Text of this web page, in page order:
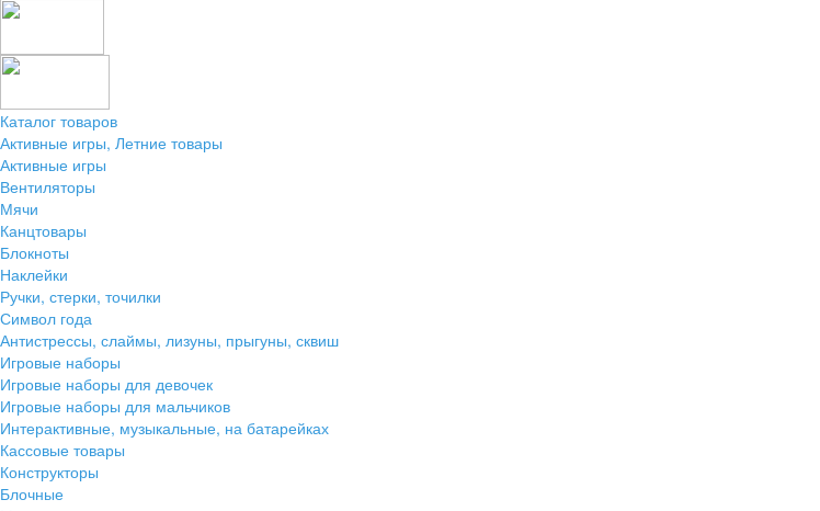
Каталог товаров
Активные игры, Летние товары
Активные игры
Вентиляторы
Мячи
Канцтовары
Блокноты
Наклейки
Ручки, стерки, точилки
Символ года
Антистрессы, слаймы, лизуны, прыгуны, сквиш
Игровые наборы
Игровые наборы для девочек
Игровые наборы для мальчиков
Интерактивные, музыкальные, на батарейках
Кассовые товары
Конструкторы
Блочные